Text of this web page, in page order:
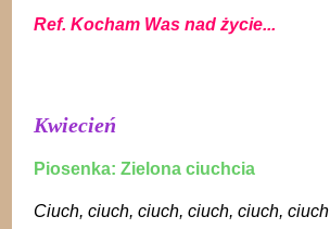
Ref. Kocham Was nad życie...
Kwiecień
Piosenka: Zielona ciuchcia
Ciuch, ciuch, ciuch, ciuch, ciuch, ciuch